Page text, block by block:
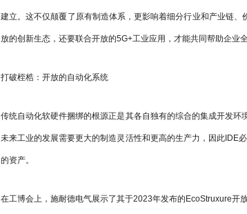
建立。这不仅颠覆了原有制造体系，更影响着细分行业和产业链
放的创新生态，还要联合开放的5G+工业应用，才能共同帮助企业
打破桎梏：开放的自动化系统
传统自动化软硬件捆绑的根源正是其各自独有的综合的集成开发
未来工业的发展需要更大的制造灵活性和更高的生产力，因此IDE
的资产。
在工博会上，施耐德电气展示了其于2023年发布的EcoStruxure